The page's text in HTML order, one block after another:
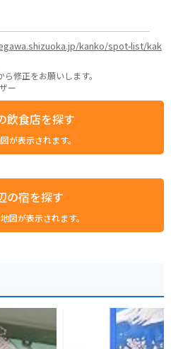
kanko/spot-list/kak
ら修正をお願いします。
ー
飲食店を探す
が表示されます。
の宿を探す
図が表示されます。